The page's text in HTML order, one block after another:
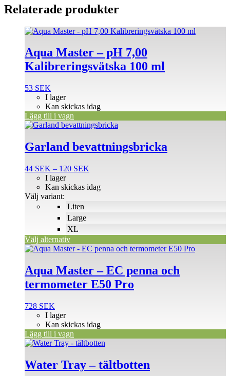
Relaterade produkter
Aqua Master – pH 7,00
Kalibreringsvätska 100 ml
53 SEK
I lager
Kan skickas idag
Lägg till i vagn
Garland bevattningsbricka
44 SEK – 120 SEK
till
Liten
Large
XL
I lager
Kan skickas idag
Välj variant:
Välj alternativ
Den
produkten
har
varianter.
olika
alternativen
produktsidan
Aqua Master – EC penna och
termometer E50 Pro
728 SEK
I lager
Kan skickas idag
Lägg till i vagn
Water Tray – tältbotten
Den
produkten
har